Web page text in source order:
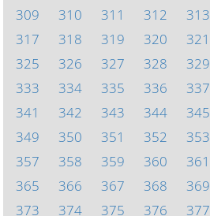
309
310 311 312 313
317
318 319 320 321
325
326 327 328 329
333
334 335 336 337
341
342 343 344 345
349
350 351 352 353
357
358 359 360 361
365
366 367 368 369
373
374 375 376 377